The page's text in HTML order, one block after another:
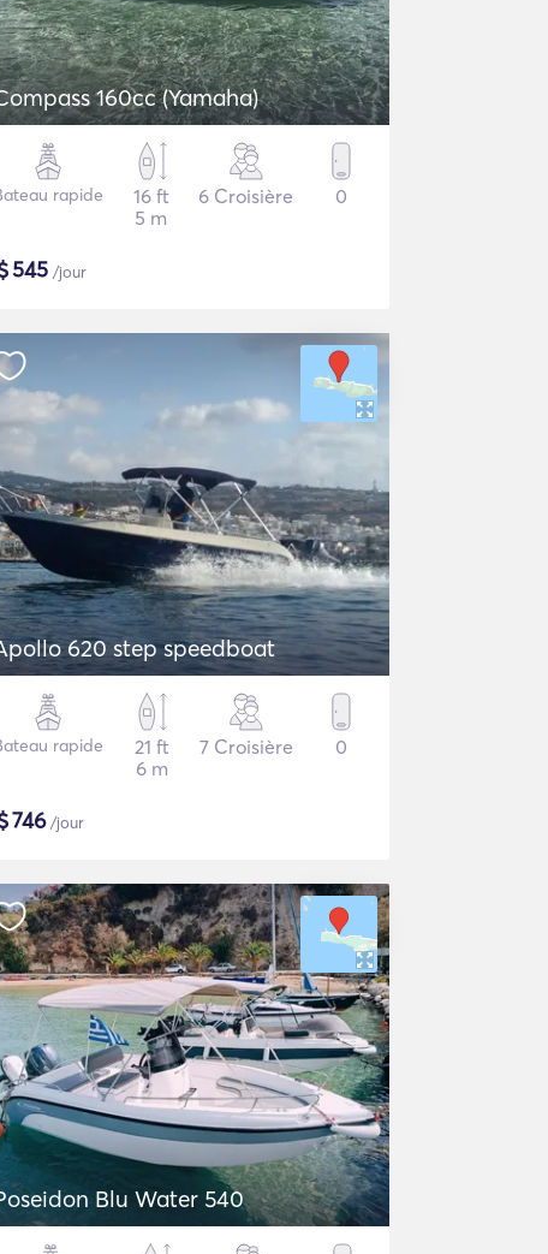
160cc (Yamaha)
rapide
16 ft
5 m
6 Croisière 0
545 /jour
620 step speedboat
rapide
21 ft
6 m
7 Croisière 0
746/jour
Blu Water 540